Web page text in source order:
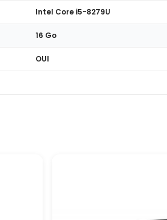
Intel Core i5-8279U
16 Go
OUI